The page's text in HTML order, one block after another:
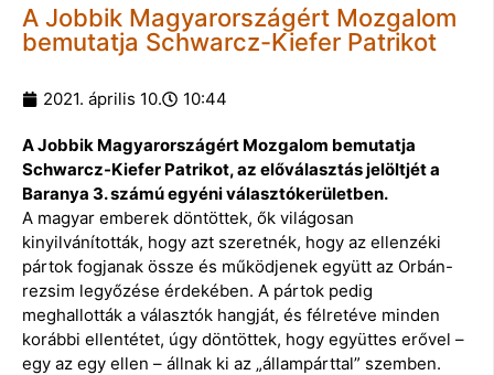
A Jobbik Magyarországért Mozgalom
bemutatja Schwarcz-Kiefer Patrikot
2021. április 10. 10:44
A Jobbik Magyarországért Mozgalom bemutatja
Schwarcz-Kiefer Patrikot, az előválasztás jelöltjét a
Baranya 3. számú egyéni választókerületben.
A magyar emberek döntöttek, ők világosan
kinyilvánították, hogy azt szeretnék, hogy az ellenzéki
pártok fogjanak össze és működjenek együtt az Orbán-
rezsim legyőzése érdekében. A pártok pedig
meghallották a választók hangját, és félretéve minden
korábbi ellentétet, úgy döntöttek, hogy együttes erővel –
egy az egy ellen – állnak ki az „állampárttal” szemben.